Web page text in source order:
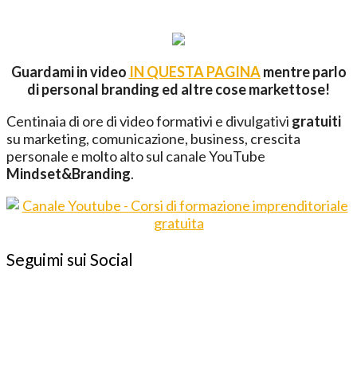
Guardami in video IN QUESTA PAGINAmentre parlo
di personal branding ed altre cose markettose!
Centinaia di ore di video formativi e divulgativi gratuiti
su marketing, comunicazione, business, crescita
personale e molto alto sul canale YouTube
Mindset&Branding.
Seguimi sui Social